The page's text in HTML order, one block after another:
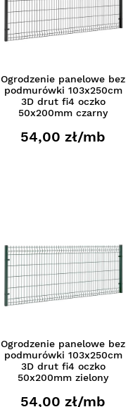
Ogrodzenie panelowe bez
podmurówki 103x250cm
3D drut fi4 oczko
50x200mm czarny
54,00 zł/mb
Ogrodzenie panelowe bez
podmurówki 103x250cm
3D drut fi4 oczko
50x200mm zielony
54,00 zł/mb